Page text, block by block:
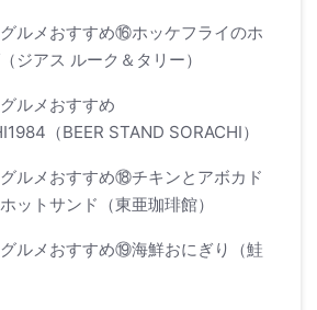
ルメおすすめ⑯ホッケフライのホ
ジアス ルーク＆タリー）
ルメおすすめ
（BEER STAND SORACHI）
ルメおすすめ⑱チキンとアボカド
ットサンド（東亜珈琲館）
ルメおすすめ⑲海鮮おにぎり（鮭